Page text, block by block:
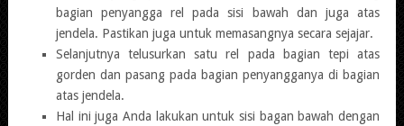
bagian penyangga rel pada sisi bawah dan juga atas
jendela. Pastikan juga untuk memasangnya secara sejajar.
Selanjutnya telusurkan satu rel pada bagian tepi atas
gorden dan pasang pada bagian penyangganya di bagian
atas jendela.
Hal ini juga Anda lakukan untuk sisi bagan bawah dengan